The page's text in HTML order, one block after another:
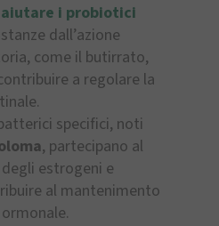
aiutare i probiotici
dall’azione
come il butirrato,
a regolare la
specifici, noti
, partecipano al
estrogeni e
al mantenimento